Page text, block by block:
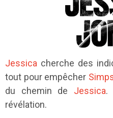
Jessica cherche des
tout pour empêcher
du chemin de Jessica.
révélation.